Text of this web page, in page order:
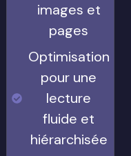
images et
pages
Optimisation
pour une
lecture
fluide et
hiérarchisée